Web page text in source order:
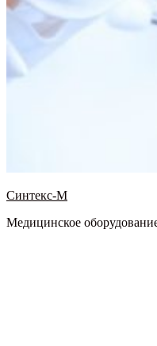
Синтекс-М
Медицинское